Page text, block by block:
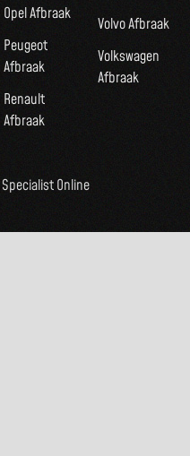
Opel Afbraak
Peugeot
Afbraak
Renault
Afbraak
Volvo Afbraak
Volkswagen
Afbraak
Online